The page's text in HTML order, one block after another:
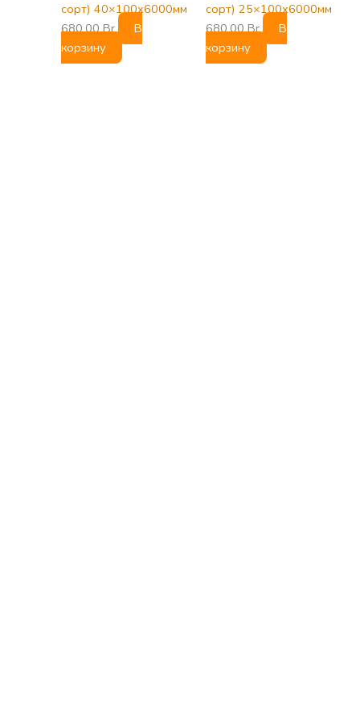
сорт) 40×100х6000мм
680,00Br
В
корзину
сорт) 25×100х6000мм
680,00Br
В
корзину